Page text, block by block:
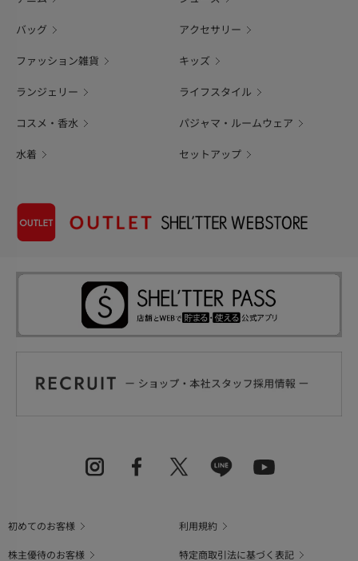
バッグ アクセサリー
ファッション雑貨 キッズ
ランジェリー ライフスタイル
コスメ・香水 パジャマ・ルームウェア
水着 セットアップ
初めてのお客様
利用規約
株主優待のお客様
特定商取引法に基づく表記